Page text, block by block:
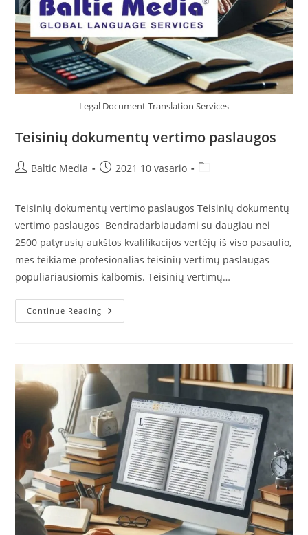
Legal Document Translation Services
Teisinių dokumentų vertimo paslaugos
PostBaltic Media
Post2021 10 vasario
Post
Teisinių dokumentų vertimo paslaugos Teisinių dokumentų
vertimo paslaugos Bendradarbiaudami su daugiau nei
2500 patyrusių aukštos kvalifikacijos vertėjų iš viso pasaulio,
mes teikiame profesionalias teisinių vertimų paslaugas
populiariausiomis kalbomis. Teisinių vertimų…
Continue Reading Teisinių
Dokumentų